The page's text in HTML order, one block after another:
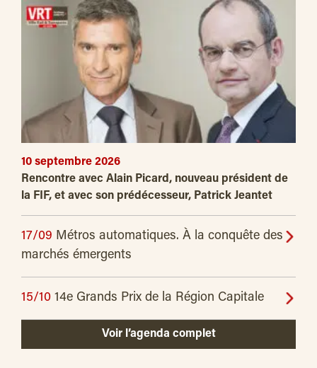
10 septembre 2026
Rencontre avec Alain Picard, nouveau président de
la FIF, et avec son prédécesseur, Patrick Jeantet
17/09 Métros automatiques. À la conquête des
marchés émergents
15/10 14e Grands Prix de la Région Capitale
Voir l’agenda complet